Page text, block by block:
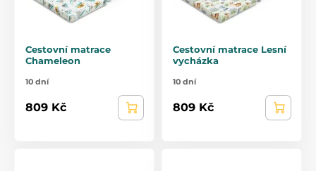
Cestovní matrace
Chameleon
10 dní
809 Kč
Cestovní matrace Lesní
vycházka
10 dní
809 Kč